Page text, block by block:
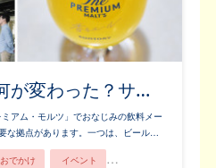
が変わった？サ…
アム・モルツ」でおなじみの飲料メー
な拠点があります。一つは、ビール…
でかけ イベント